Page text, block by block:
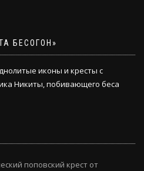
БЕСОГОН»
иконы и кресты с
Никиты, побивающего беса
поповский крест от